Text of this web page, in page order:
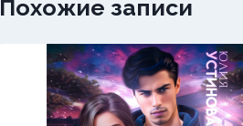
Похожие записи